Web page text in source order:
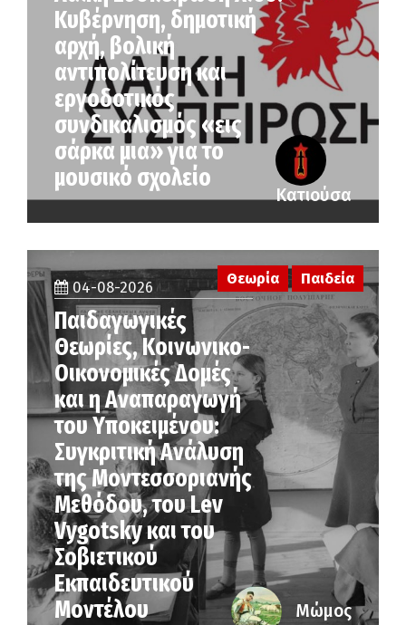
Κυβέρνηση, δημοτική
αρχή, βολική
αντιπολίτευση και
εργοδοτικός
συνδικαλισμός «εις
σάρκα μια» για το
μουσικό σχολείο
Κατιούσα
04-08-2026
Παιδαγωγικές
Θεωρίες, Κοινωνικο-
Οικονομικές Δομές
και η Αναπαραγωγή
του Υποκειμένου:
Συγκριτική Ανάλυση
της Μοντεσσοριανής
Μεθόδου, του Lev
Vygotsky και του
Σοβιετικού
Εκπαιδευτικού
Μοντέλου
Θεωρία Παιδεία
Μώμος